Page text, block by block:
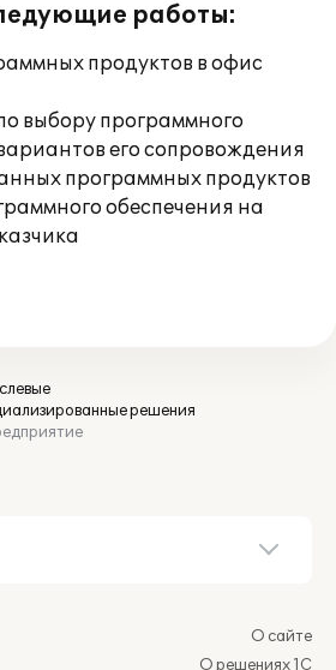
работы:
продуктов в офис
выбору программного
его сопровождения
программных продуктов
обеспечения на
решения
О сайте
О решениях 1С